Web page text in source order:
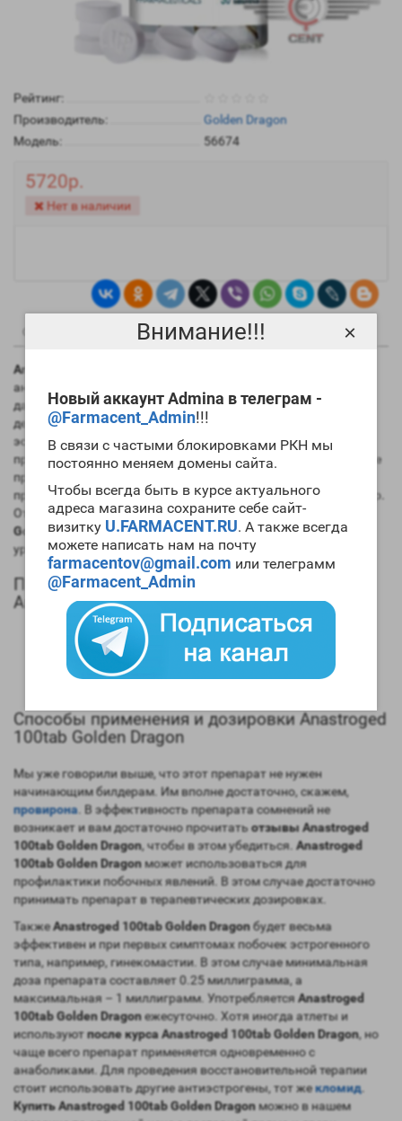
Внимание!!!
Новый аккаунт Admina в телеграм -
@Farmacent_Admin!!!
В связи с частыми блокировками РКН мы
постоянно меняем домены сайта.
Чтобы всегда быть в курсе актуального
адреса магазина сохраните себе сайт-
визитку U.FARMACENT.RU. А также всегда
можете написать нам на почту
farmacentov@gmail.com или телеграмм
@Farmacent_Admin
×
Рейтинг:
Производитель:
Golden Dragon
Модель:
56674
5720р.
Нет в наличии
Описание Отзывы0 Вопрос - Ответ
Anastroged 100tab Golden Dragon
антиэстрогена во время мощных анаболических циклов. На
данный момент этот препарат является наиболее
действенным средством для борьбы с высоким уровнем
эстрогенов. Заметим, что начинающим спортсменам его
применять не имеет смысла, так как ими используется легкие
препараты. А вот для опытных атлетов и спортсменов с
предрасположенностью к ароматизации это отличный выбор.
Отметим и тот факт, что сочетание цена Anastroged 100tab
Golden Dragon– эффективность находятся на высоком
уровне.
Положительные качества и эффекты
Anastroged 100tab Golden Dragon
Мощное антиэстрогенное воздействие на организм;
Активно подавляет процесс ароматизации;
Блокирует концентрацию женских гормонов;
Обладает высоким показателем быстродействия.
Способы применения и дозировки Anastroged
100tab Golden Dragon
Мы уже говорили выше, что этот препарат не нужен
начинающим билдерам. Им вполне достаточно, скажем,
провирона . В эффективность препарата сомнений не
возникает и вам достаточно прочитатьотзывы Anastroged
100tab Golden Dragon, чтобы в этом убедиться. Anastroged
100tab Golden Dragonможет использоваться для
профилактики побочных явлений. В этом случае достаточно
принимать препарат в терапевтических дозировках.
ТакжеAnastroged 100tab Golden Dragonбудет весьма
эффективен и при первых симптомах побочек эстрогенного
типа, например, гинекомастии. В этом случае минимальная
доза препарата составляет 0.25 миллиграмма, а
максимальная – 1 миллиграмм. УпотребляетсяAnastroged
100tab Golden Dragonежесуточно. Хотя иногда атлеты и
используют после курса Anastroged 100tab Golden Dragon, но
чаще всего препарат применяется одновременно с
анаболиками. Для проведения восстановительной терапии
стоит использовать другие антиэстрогены, тот жекломид.
Купить Anastroged 100tab Golden Dragonможно в нашем